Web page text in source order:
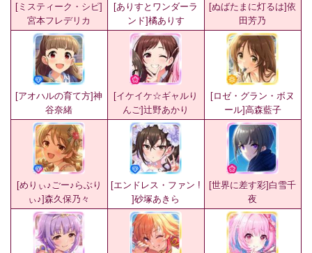
[ミスティーク・シピ]
宮本フレデリカ
[ありすとワンダーラ
ンド]橘ありす
[ぬばたまに灯るは]依
田芳乃
[アオハルの育て方]神
谷奈緒
[イケイケ☆ギャルり
んご]辻野あかり
[ロゼ・グラン・ボヌ
ール]高森藍子
[めりぃ♪ごー♪らぶり
ぃ♪]森久保乃々
[エンドレス・ファン !
]砂塚あきら
[世界に差す彩]白雪千
夜